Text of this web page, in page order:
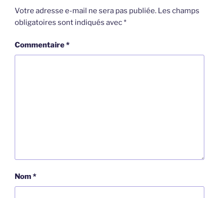
Votre adresse e-mail ne sera pas publiée. Les champs
obligatoires sont indiqués avec*
Commentaire*
Nom*